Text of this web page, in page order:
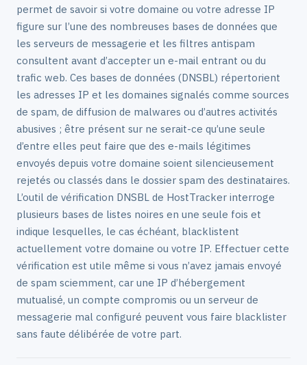
permet de savoir si votre domaine ou votre adresse IP
figure sur l’une des nombreuses bases de données que
les serveurs de messagerie et les filtres antispam
consultent avant d’accepter un e-mail entrant ou du
trafic web. Ces bases de données (DNSBL) répertorient
les adresses IP et les domaines signalés comme sources
de spam, de diffusion de malwares ou d’autres activités
abusives ; être présent sur ne serait-ce qu’une seule
d’entre elles peut faire que des e-mails légitimes
envoyés depuis votre domaine soient silencieusement
rejetés ou classés dans le dossier spam des destinataires.
L’outil de vérification DNSBL de HostTracker interroge
plusieurs bases de listes noires en une seule fois et
indique lesquelles, le cas échéant, blacklistent
actuellement votre domaine ou votre IP. Effectuer cette
vérification est utile même si vous n’avez jamais envoyé
de spam sciemment, car une IP d’hébergement
mutualisé, un compte compromis ou un serveur de
messagerie mal configuré peuvent vous faire blacklister
sans faute délibérée de votre part.